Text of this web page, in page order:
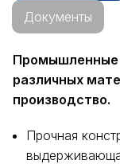
Документы
Промышленные
различных
производство.
Прочная